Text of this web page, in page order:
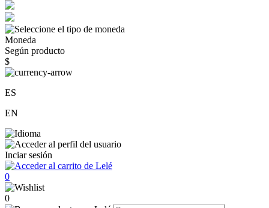
Moneda
Según producto
$
ES
EN
Inciar sesión
0
0